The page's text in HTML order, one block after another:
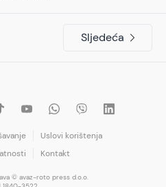
Sljedeća
Uslovi korištenja
Kontakt
© avaz-roto press d.o.o.